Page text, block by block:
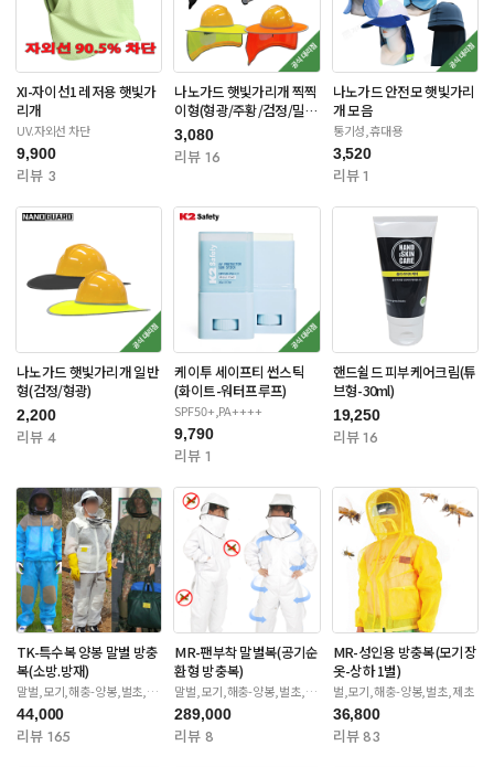
XI-자이선1 레저용 햇빛가
리개
UV.자외선 차단
9,900
리뷰 3
나노가드 햇빛가리개 찍찍
이형(형광/주황/검정/밀리
터리)
3,080
리뷰 16
나노가드 안전모 햇빛가리
개 모음
통기성,휴대용
3,520
리뷰 1
나노가드 햇빛가리개 일반
형(검정/형광)
2,200
리뷰 4
케이투 세이프티 썬스틱
(화이트-워터프루프)
SPF50+,PA++++
9,790
리뷰 1
핸드쉴드 피부케어크림(튜
브형-30ml)
19,250
리뷰 16
TK-특수복 양봉 말벌 방충
복(소방.방재)
말벌,모기,해충-양봉,벌초,제
초
44,000
리뷰 165
MR-팬부착 말벌복(공기순
환형 방충복)
말벌,모기,해충-양봉,벌초,제
초
289,000
리뷰 8
MR-성인용 방충복(모기장
옷-상하 1벌)
벌,모기,해충-양봉,벌초,제초
36,800
리뷰 83